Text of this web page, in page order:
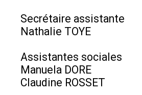
Secrétaire assistante
Nathalie TOYE
Assistantes sociales
Manuela DORE
Claudine ROSSET